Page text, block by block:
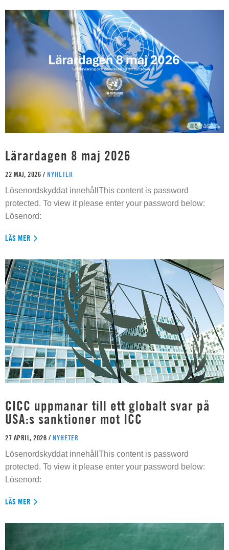
Lärardagen 8 maj 2026
22 MAJ, 2026 / NYHETER
Lösenordskyddat innehållThis content is password
protected. To view it please enter your password below:
Lösenord:
LÄS MER
CICC uppmanar till ett globalt svar på
USA:s sanktioner mot ICC
27 APRIL, 2026 / NYHETER
Lösenordskyddat innehållThis content is password
protected. To view it please enter your password below:
Lösenord:
LÄS MER